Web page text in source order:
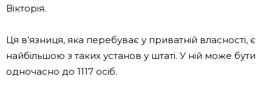
Вікторія.
Ця в’язниця, яка перебуває у приватній власності, є
найбільшою з таких установ у штаті. У ній може бути
одночасно до 1117 осіб.